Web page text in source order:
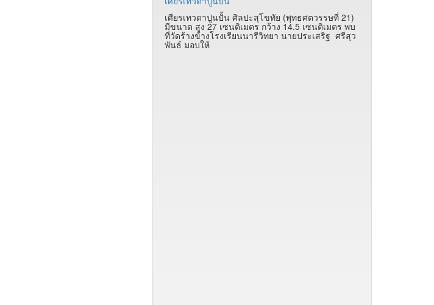
เศียรเทวดาปูนปั้น ศิลปะสุโขทัย (พุทธศตวรรษที่ 21)
มีขนาด สูง 27 เซนติเมตร กว้าง 14.5 เซนติเมตร พบ
ที่วัดร้างข้างโรงเรียนนารีวิทยา นายประเสริฐ ศรีสุว
พันธ์ มอบให้